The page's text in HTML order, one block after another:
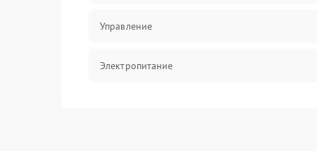
Управление
Электропитание